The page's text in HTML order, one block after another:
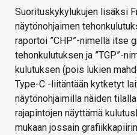
Suorituskykylukujen lisäksi
näytönohjaimen
raportoi ”CHP”-nimellä itse
tehonkulutuksen ja ”TGP”-
kulutuksen (pois lukien
Type-C -liitäntään kytketyt
näytönohjaimilla näiden
rajapintojen näyttämä
mukaan jossain